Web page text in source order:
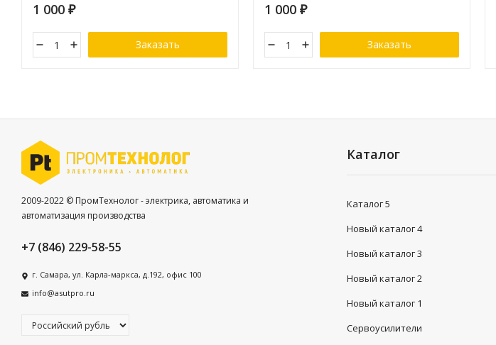
1 000 ₽
Заказать
1 000 ₽
Заказать
2009-2022 © ПромТехнолог - электрика, автоматика и
автоматизация производства
+7 (846) 229-58-55
г. Самара, ул. Карла-маркса, д.192, офис 100
info@asutpro.ru
Каталог
Каталог 5
Новый каталог 4
Новый каталог 3
Новый каталог 2
Новый каталог 1
Сервоусилители